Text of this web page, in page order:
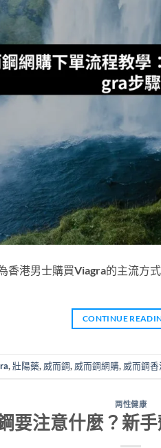
香港男士購買Viagra的主流方
CONTINUE
,壯陽藥, 威而鋼, 威而鋼網購, 威而鋼
两性健康
要注意什麼？新